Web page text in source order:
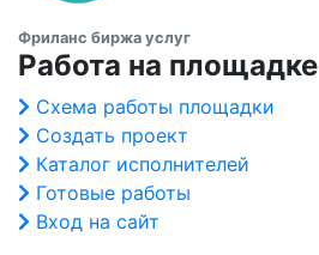
Фриланс биржа услуг
Работа на площадке
Схема работы площадки
Создать проект
Каталог исполнителей
Готовые работы
Вход на сайт